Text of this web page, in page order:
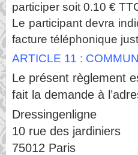
participer soit 0.10 €
Le participant devra
facture téléphonique
ARTICLE 11 :
Le présent règlement
fait la demande à
Dressingenligne
10 rue des jardiniers
75012 Paris